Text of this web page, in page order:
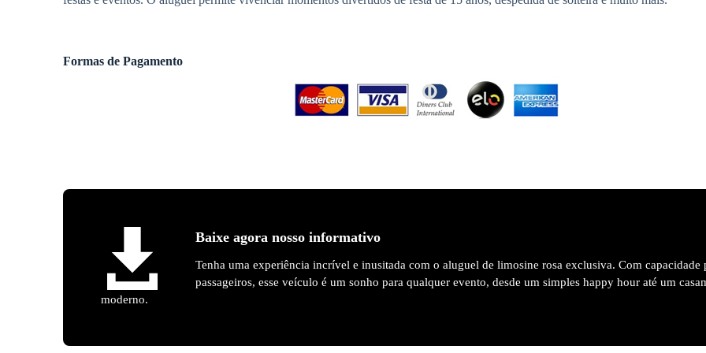
Formas de Pagamento
Baixe agora nosso informativo
Tenha uma experiência incrível e inusitada com o aluguel de limosine rosa exclusiva. Com capacidade
passageiros, esse veículo é um sonho para qualquer evento, desde um simples happy hour até um
moderno.